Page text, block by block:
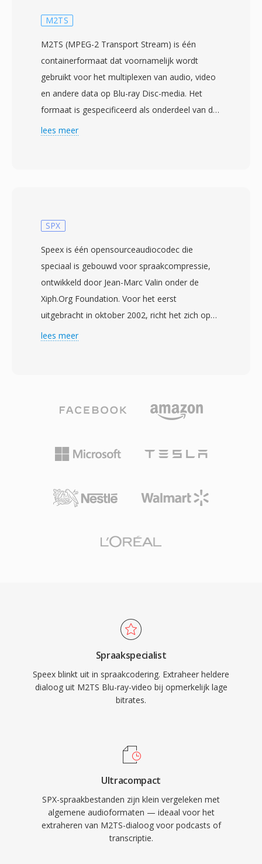
M2TS
M2TS (MPEG-2 Transport Stream) is één
containerformaat dat voornamelijk wordt
gebruikt voor het multiplexen van audio, video
en andere data op Blu-ray Disc-media. Het
formaat is gespecificeerd als onderdeel van de
Blu-ray Disc Audio-Video (BDAV)-standaard
tijdstempelheader voorafgaand aan elk 188-
pakketten die preciezere timing en foutheerstel
mogelijk maken tijdens optische
schijfweergave. Deze uitgebreide
pakketstructuur helpt synchronisatie te
behouden bij de variabele leessnelheden
inherent aan schijfgebaseerde media. M2TS
DTS-HD Master Audio en LPCM voor lossless
surroundgeluid. De container wordt ook
opnemen van high-definition beeldmateriaal,
consumenten-schijfweergave als
videoproductieworkflows. M2TS-bestanden
ondertitelstreams en interactieve menudata
high-definition content waarbij behoud van
volledige bronkwaliteit essentieel is.
lees meer
SPX
Speex is één opensourceaudiocodec die
speciaal is gebouwd voor spraakcompressie,
ontwikkeld door Jean-Marc Valin onder de
Xiph.Org Foundation. Voor het eerst
uitgebracht in oktober 2002, richt het zich op
voice-over-IP, conferencing en elk scenario
van de codec wordt gecombineerd met de
samplefrequenties worden ondersteund —
smalband bij 8 kHz, breedband bij 16 kHz en
variabele bitratecodering die in realtime
aard, waardoor ontwikkelaars het vrij konden
versterkingsregeling — functies die
rivaliserende codecs doorgaans delegeren aan
externe bibliotheken. Hoewel de makers
officieel Opus als opvolger aanbevelen sinds
2012, blijft Speex ingezet in legacy VoIP-
lees meer
Spraakspecialist
Speex blinkt uit in spraakcodering. Extraheer heldere
dialoog uit M2TS Blu-ray-video bij opmerkelijk lage
bitrates.
Ultracompact
SPX-spraakbestanden zijn klein vergeleken met
algemene audioformaten — ideaal voor het
extraheren van M2TS-dialoog voor podcasts of
transcriptie.